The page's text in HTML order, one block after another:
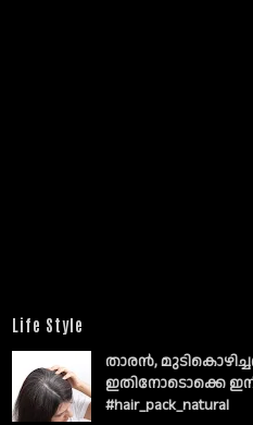
Life Style
താരൻ,
ഇതിനോടൊക്കെ
#hair_pack_natural